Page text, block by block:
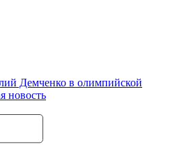
Демченко в олимпийской
новость